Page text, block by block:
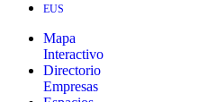
EUS
Mapa
Interactivo
Directorio
Empresas